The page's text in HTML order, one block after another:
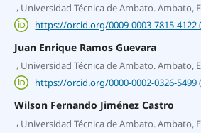
, Universidad Técnica de Ambato. Ambato,
https://orcid.org/0009-0003-7815-
Juan Enrique Ramos Guevara
, Universidad Técnica de Ambato. Ambato,
https://orcid.org/0000-0002-0326-
Wilson Fernando Jiménez Castro
, Universidad Técnica de Ambato. Ambato,